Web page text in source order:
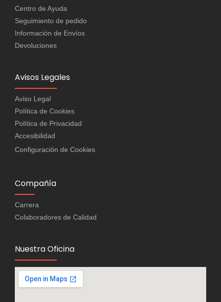
Centro de Ayuda
Seguimiento de pedido
Información de Envíos
Devoluciones
Avisos Legales
Aviso Legal
Política de Cookies
Política de Privacidad
Accesibilidad
Configuración de Cookies
Compañía
Carrera
Colaboradores de Calidad
Nuestra Oficina